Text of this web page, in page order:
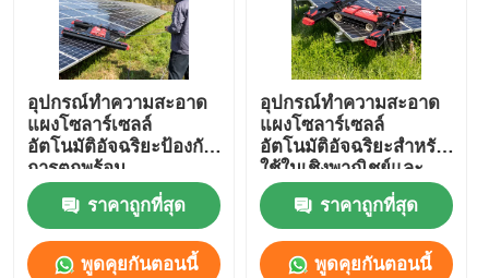
อุปกรณ์ทำความสะอาด
แผงโซลาร์เซลล์
อัตโนมัติอัจฉริยะป้องกัน
การตกพร้อม
รีโมทคอนโทรล
ราคาถูกที่สุด
พูดคุยกันตอนนี้
อุปกรณ์ทำความสะอาด
แผงโซลาร์เซลล์
อัตโนมัติอัจฉริยะสำหรับ
ใช้ในเชิงพาณิชย์และ
ที่พักอาศัย
ราคาถูกที่สุด
พูดคุยกันตอนนี้